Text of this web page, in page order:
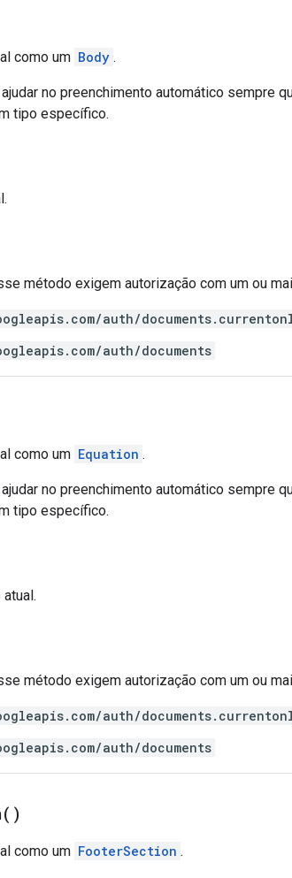
como um Body .
no preenchimento automático sempre
tipo específico.
método exigem autorização com um ou
auth/
auth/documents
como um Equation .
no preenchimento automático sempre
tipo específico.
método exigem autorização com um ou
auth/
auth/documents
)
como um FooterSection .